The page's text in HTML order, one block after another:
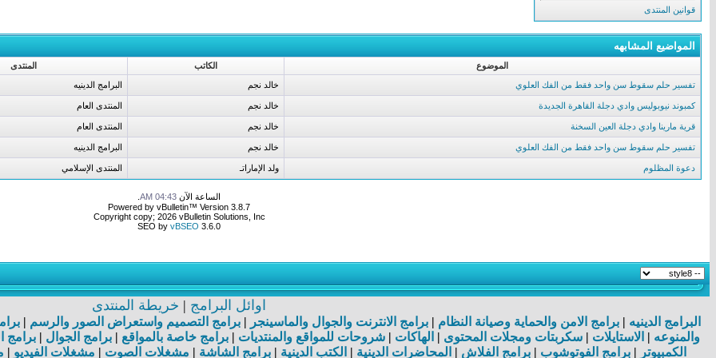
قوانين المنتدى
المواضيع المشابهه
الموضوع الكاتب
المنتدى
تفسير حلم سقوط سن واحد فقط من الفك العلوي
خالد نجم البرامج الدينيه
كمبوند نيوبوليس وادي دجلة القاهرة الجديدة خالد نجم المنتدى العام
قرية مارينا وادي دجلة العين السخنة خالد نجم المنتدى العام
تفسير حلم سقوط سن واحد فقط من الفك العلوي خالد نجم البرامج الدينيه
دعوة المظلوم ولد الإماراتـ المنتدى الإسلامي
الساعة الآن 04:43 AM
Powered by vBulletin™ Version 3.8.7
Copyright copy; 2026 vBulletin Solutions, Inc
SEO by vBSEO 3.6.0
اوائل البرامج | خريطة المنتدى
البرامج الدينيه | برامج الامن والحماية وصيانة النظام | برامج الانترنت والجوال والماسينجر | برامج التصميم واستعراض الصور والرسم |
والمنوعه | الاستايلات | سكربتات ومجلات المحتوى | الهاكات | شروحات للمواقع والمنتديات | برامج خاصة بالمواقع | برامج الجوال | برامج
الكمبيوتر |برامج الفوتوشوب |برامج الفلاش | المحاضرات الدينية | الكتب الدينية |برامج الشاشة | مشغلات الصوت | مشغلات الفيديو |